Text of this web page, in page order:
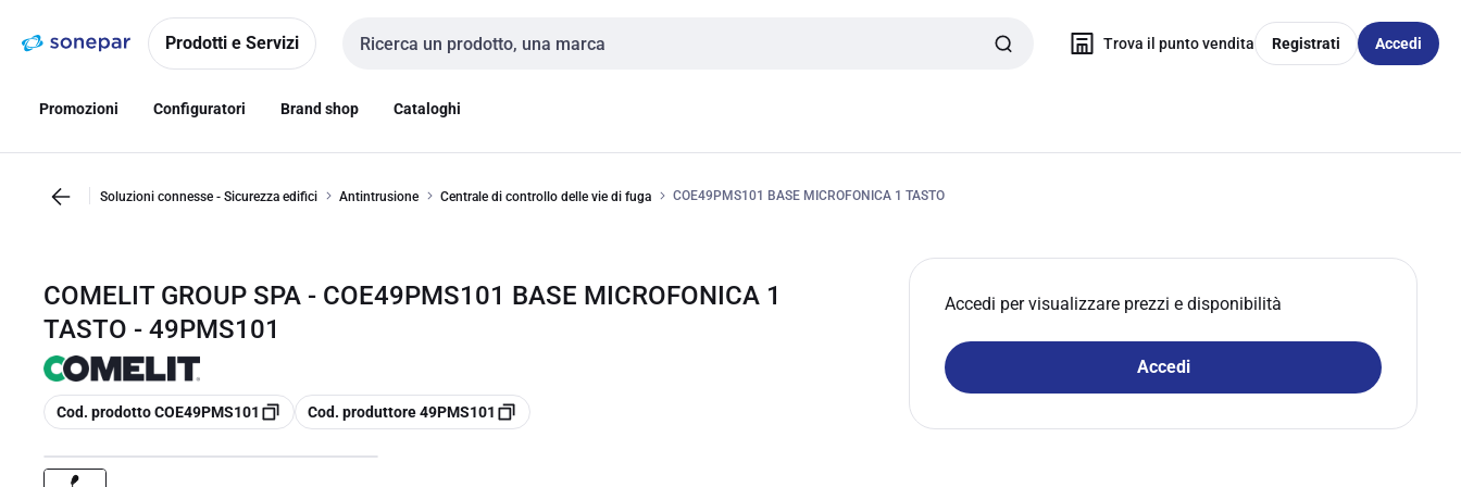
navigazionealla
Prodotti e Servizi
Cerca input
Trova il punto vendita Registrati Accedi
Promozioni Configuratori Brand shop Cataloghi
Soluzioni connesse - Sicurezza edifici Antintrusione Centrale di controllo delle vie di fuga COE49PMS101 BASE MICROFONICA 1 TASTO
COMELIT GROUP SPA - COE49PMS101 BASE MICROFONICA 1
TASTO - 49PMS101
copia
Cod. prodotto COE49PMS101 copia
Cod. produttore 49PMS101
Accedi per visualizzare prezzi e disponibilità
Accedi